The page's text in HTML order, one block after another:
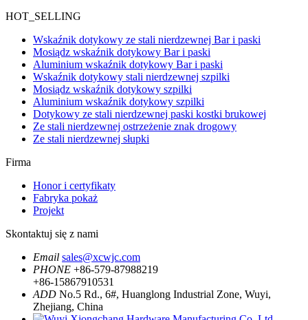
HOT_SELLING
Wskaźnik dotykowy ze stali nierdzewnej Bar i paski
Mosiądz wskaźnik dotykowy Bar i paski
Aluminium wskaźnik dotykowy Bar i paski
Wskaźnik dotykowy stali nierdzewnej szpilki
Mosiądz wskaźnik dotykowy szpilki
Aluminium wskaźnik dotykowy szpilki
Dotykowy ze stali nierdzewnej paski kostki brukowej
Ze stali nierdzewnej ostrzeżenie znak drogowy
Ze stali nierdzewnej słupki
Firma
Honor i certyfikaty
Fabryka pokaż
Projekt
Skontaktuj się z nami
Email sales@xcwjc.com
PHONE +86-579-87988219
+86-15867910531
ADD No.5 Rd., 6#, Huanglong Industrial Zone, Wuyi,
Zhejiang, China